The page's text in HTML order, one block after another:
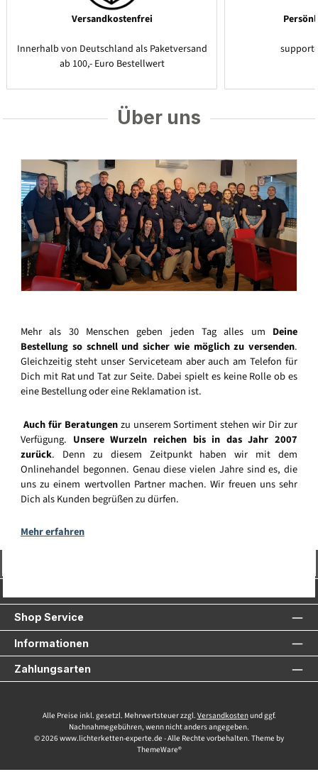
Versandkostenfrei
Innerhalb von Deutschland als Paketversand
ab 100,- Euro Bestellwert
Über uns
Mehr als 30 Menschen geben jeden Tag alles um Deine
Bestellung so schnell und sicher wie möglich zu versenden.
Gleichzeitig steht unser Serviceteam aber auch am Telefon für
Dich mit Rat und Tat zur Seite. Dabei spielt es keine Rolle ob es
eine Bestellung oder eine Reklamation ist.
Auch für Beratungenzu unserem Sortiment stehen wir Dir zur
Verfügung. Unsere Wurzeln reichen bis in das Jahr 2007
zurück. Denn zu diesem Zeitpunkt haben wir mit dem
Onlinehandel begonnen. Genau diese vielen Jahre sind es, die
uns zu einem wertvollen Partner machen. Wir freuen uns sehr
Dich als Kunden begrüßen zu dürfen.
Mehr erfahren
Shop Service
Informationen
Zahlungsarten
Alle Preise inkl. gesetzl. Mehrwertsteuer zzgl. Versandkostenund ggf.
Nachnahmegebühren, wenn nicht anders angegeben.
© 2026 www.lichterketten-experte.de - Alle Rechte vorbehalten. Theme by
ThemeWare®